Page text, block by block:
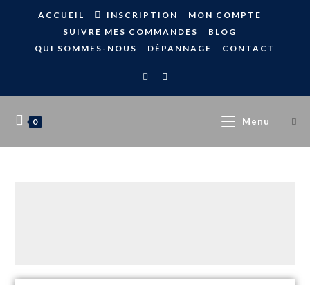
ACCUEIL INSCRIPTION
MON COMPTE
SUIVRE MES COMMANDES
BLOG
QUI SOMMES-NOUS
DÉPANNAGE CONTACT
0 Menu